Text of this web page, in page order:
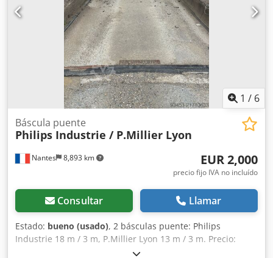
1 / 6
Nantes 8,893 km
Báscula puente
Philips Industrie / P.Millier Lyon
EUR 2,000
precio fijo IVA no incluído
Consultar Llamar
Estado: bueno (usado), 2 básculas puente: Philips
Industrie 18 m / 3 m, P.Millier Lyon 13 m / 3 m. Precio:
2.000 € cada una. Chedpfoy Av Hljx Adysa